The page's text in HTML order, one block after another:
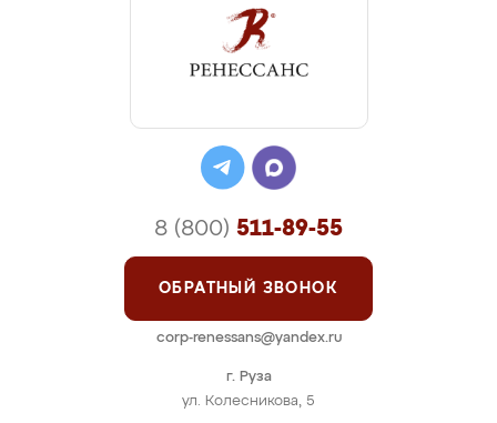
г. Руза
ул. Колесникова, 5
8 (800) 511-89-55
ОБРАТНЫЙ ЗВОНОК
corp-renessans@yandex.ru